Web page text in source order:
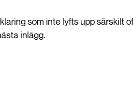
som inte lyfts upp särskilt
inlägg.